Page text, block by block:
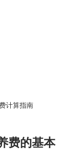
计算指南
费的基本